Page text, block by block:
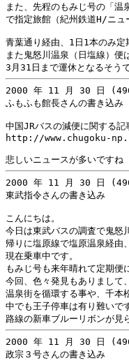
また、先程のもみじ号の「
で指定旅館（紀州鉄道H/ニュ
青葉通り経由、1日1本のみ定
また鬼怒川温泉（日塩線）便
2000 年 11 月 30 日
ふもふも館長さんの書き込み
中国JRバスの減便に関する記
http://www.chugoku-
2000 年 11 月 30 日
東武指令さんの書き込み
こんにちは。
今日は東武バスの調査で鬼怒
帰りに塩原線で塩原温泉経由
現在乗車中です。
もみじ号も来年晴れて定期便
今回、色々発見もありまして
温泉街を循環する事や、千本
中でも王子停車は有り難いで
2000 年 11 月 30 日
政宗３号さんの書き込み